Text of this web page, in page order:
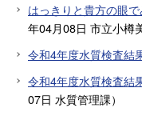
はっきりと貴方の眼
年04月08日 市立小樽
令和4年度水質検査結
令和4年度水質検査結
07日 水質管理課）